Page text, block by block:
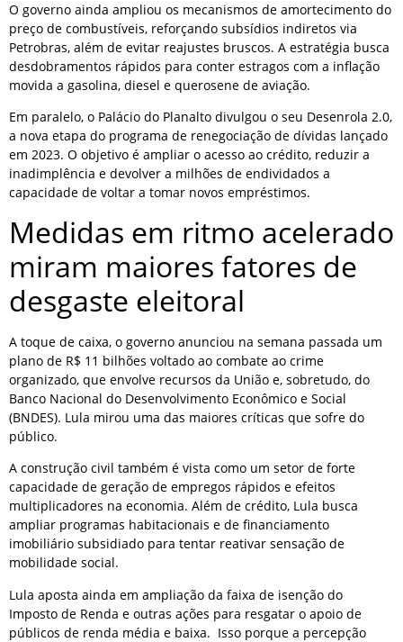
O governo ainda ampliou os mecanismos de amortecimento do
preço de combustíveis, reforçando subsídios indiretos via
Petrobras, além de evitar reajustes bruscos. A estratégia busca
desdobramentos rápidos para conter estragos com a inflação
movida a gasolina, diesel e querosene de aviação.
Em paralelo, o Palácio do Planalto divulgou o seu Desenrola 2.0,
a nova etapa do programa de renegociação de dívidas lançado
em 2023. O objetivo é ampliar o acesso ao crédito, reduzir a
inadimplência e devolver a milhões de endividados a
capacidade de voltar a tomar novos empréstimos.
Medidas em ritmo acelerado
miram maiores fatores de
desgaste eleitoral
A toque de caixa, o governo anunciou na semana passada um
plano de R$ 11 bilhões voltado ao combate ao crime
organizado, que envolve recursos da União e, sobretudo, do
Banco Nacional do Desenvolvimento Econômico e Social
(BNDES). Lula mirou uma das maiores críticas que sofre do
público.
A construção civil também é vista como um setor de forte
capacidade de geração de empregos rápidos e efeitos
multiplicadores na economia. Além de crédito, Lula busca
ampliar programas habitacionais e de financiamento
imobiliário subsidiado para tentar reativar sensação de
mobilidade social.
Lula aposta ainda em ampliação da faixa de isenção do
Imposto de Renda e outras ações para resgatar o apoio de
públicos de renda média e baixa. Isso porque a percepção